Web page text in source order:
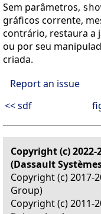
Sem parâmetros,
gráficos corrente,
contrário, restaura a
ou por seu
criada.
Report an issue
<< sdf
Copyright (c) 2022-
(Dassault
Copyright (c) 2017-
Group)
Copyright (c) 2011-